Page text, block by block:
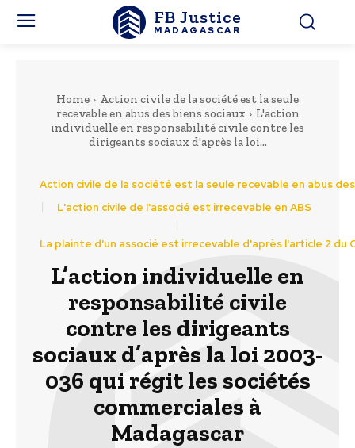
FB Justice
MADAGASCAR
Home
Action civile de la société est la seule
recevable en abus des biens sociaux
L'action
individuelle en responsabilité civile contre les
dirigeants sociaux d'après la loi...
Action civile de la société est la seule recevable en abus
L'action civile de l'associé est irrecevable en ABS
La plainte d'un associé est irrecevable d'après l'article 2 du
L’action individuelle en
responsabilité civile
contre les dirigeants
sociaux d’après la loi 2003-
036 qui régit les sociétés
commerciales à
Madagascar